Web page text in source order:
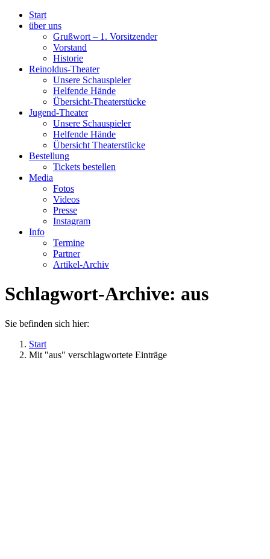
Start
über uns
Grußwort – 1. Vorsitzender
Vorstand
Historie
Reinoldus-Theater
Unsere Schauspieler
Helfende Hände
Übersicht-Theaterstücke
Jugend-Theater
Unsere Schauspieler
Helfende Hände
Übersicht Theaterstücke
Bestellung
Tickets bestellen
Media
Fotos
Videos
Presse
Instagram
Info
Termine
Partner
Artikel-Archiv
Schlagwort-Archive: aus
Sie befinden sich hier:
Start
Mit "aus" verschlagwortete Einträge